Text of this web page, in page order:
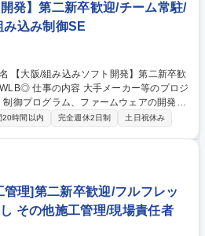
発】第二新卒歓迎/チーム常駐/
込み制御SE
ー等のプロジ
御プログラム、ファームウェアの開発を
常駐のため、実務経験が浅い方もいつで
軟な教育カリキュラム(研修)があるため
本無く長期的に活躍可能(15年同じ現場
チーム常駐で残業は月15H程度、有休も取
ら通える範囲の案件を提案し、企業都合
以上/WLB◎
20時間以内 完全週休2日制 土日祝休み
理]第二新卒歓迎/フルフレッ
その他施工管理/現場責任者